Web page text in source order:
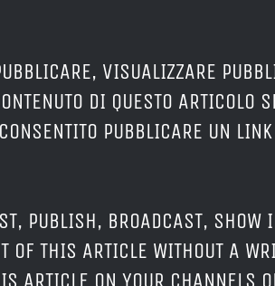
VISUALIZZARE
DI QUESTO ARTICOLO
PUBBLICARE UN
PUBLISH, BROADCAST, SHOW
OF THIS ARTICLE WITHOUT A
ARTICLE ON YOUR CHANNELS